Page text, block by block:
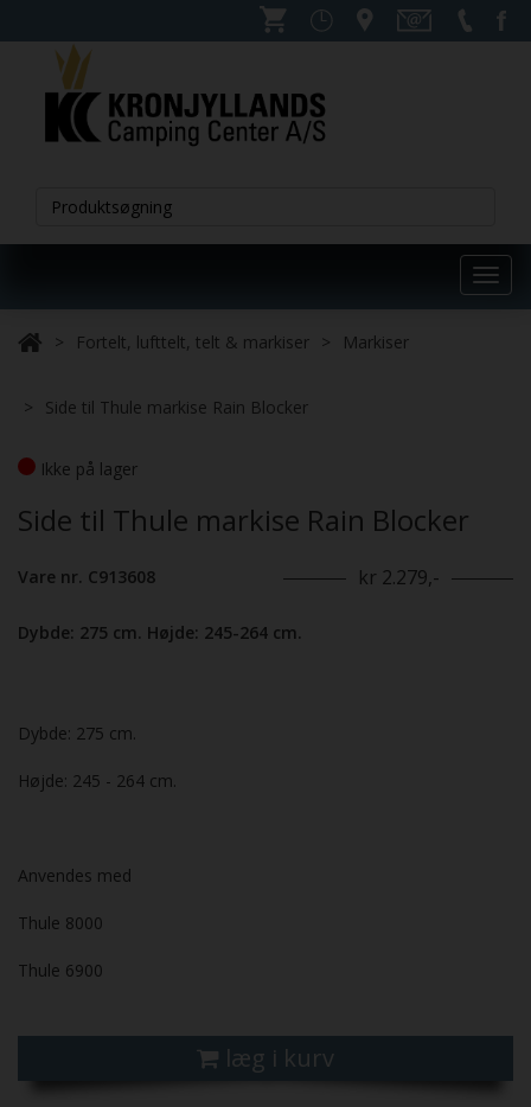
Fortelt, lufttelt, telt & markiser Markiser
Side til Thule markise Rain Blocker
Ikke på lager
Side til Thule markise Rain Blocker
Vare nr. C913608 kr 2.279,-
Dybde: 275 cm. Højde: 245-264 cm.
Dybde: 275 cm.
Højde: 245 - 264 cm.
Anvendes med
Thule 8000
Thule 6900
læg i kurv